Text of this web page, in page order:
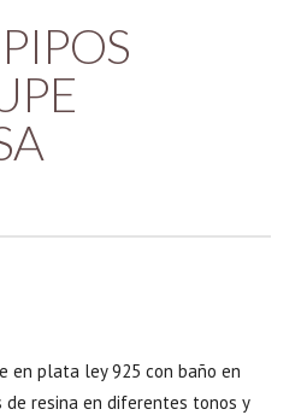
en plata ley 925 con baño en
de resina en diferentes tonos y